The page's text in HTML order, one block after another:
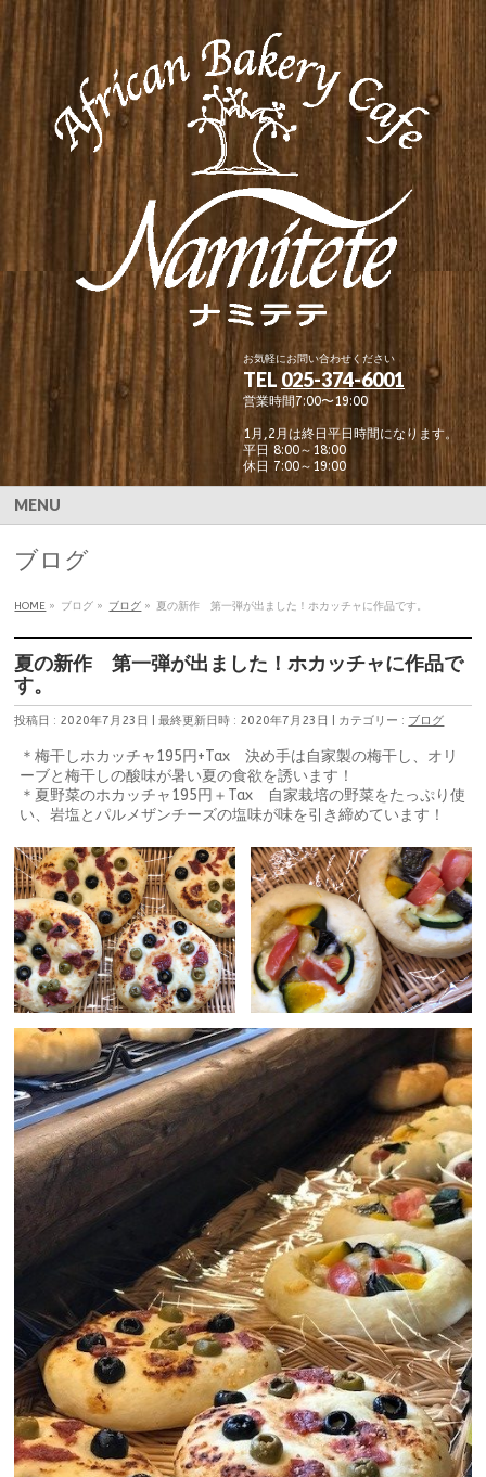
お気軽にお問い合わせください
TEL 025-374-6001
営業時間7:00〜19:00
1月,2月は終日平日時間になります。
平日 8:00～18:00
休日 7:00～19:00
MENU
ブログ
HOME » ブログ » ブログ » 夏の新作 第一弾が出ました！ホカッチャに作品です。
夏の新作 第一弾が出ました！ホカッチャに作品で
す。
投稿日 : 2020年7月23日 最終更新日時 : 2020年7月23日 カテゴリー : ブログ
＊梅干しホカッチャ195円+Tax 決め手は自家製の梅干し、オリ
ーブと梅干しの酸味が暑い夏の食欲を誘います！
＊夏野菜のホカッチャ195円＋Tax 自家栽培の野菜をたっぷり使
い、岩塩とパルメザンチーズの塩味が味を引き締めています！